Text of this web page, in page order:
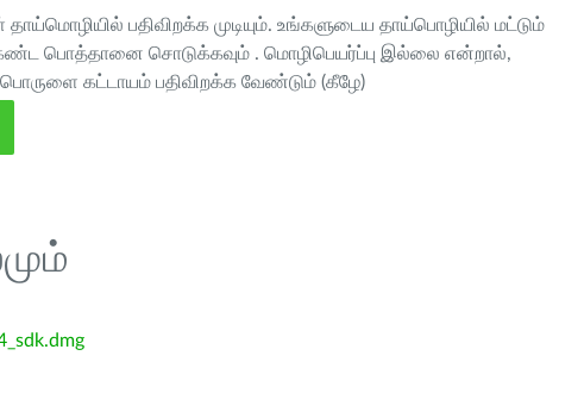
பதிவிறக்க முடியும். உங்களுடைய தாய்பொழியில் மட்டும்
பொத்தானை சொடுக்கவும் . மொழிபெயர்ப்பு இல்லை என்றால்,
கட்டாயம் பதிவிறக்க வேண்டும் (கீழே)